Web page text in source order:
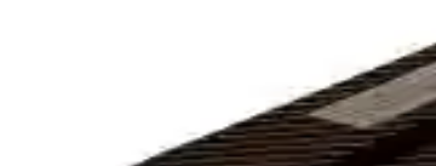
Dollar Tree mağazalarında satılan Türk markası
İstemeye Çikolatası Tepsili Ürünler:
İstemeye çikolatası tepsili ürünler, farklı tatlar ve